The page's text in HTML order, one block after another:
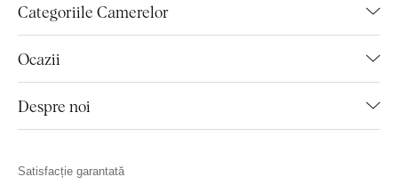
Categoriile Camerelor
Ocazii
Despre noi
Satisfacție garantată